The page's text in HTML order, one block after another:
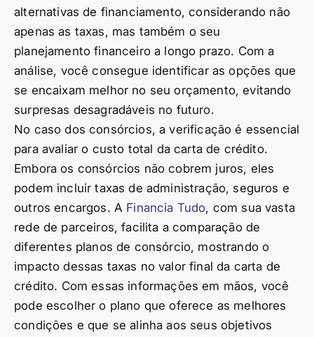
alternativas de financiamento, considerando não
apenas as taxas, mas também o seu
planejamento financeiro a longo prazo. Com a
análise, você consegue identificar as opções que
se encaixam melhor no seu orçamento, evitando
surpresas desagradáveis no futuro.
No caso dos consórcios, a verificação é essencial
para avaliar o custo total da carta de crédito.
Embora os consórcios não cobrem juros, eles
podem incluir taxas de administração, seguros e
outros encargos. A Financia Tudo, com sua vasta
rede de parceiros, facilita a comparação de
diferentes planos de consórcio, mostrando o
impacto dessas taxas no valor final da carta de
crédito. Com essas informações em mãos, você
pode escolher o plano que oferece as melhores
condições e que se alinha aos seus objetivos